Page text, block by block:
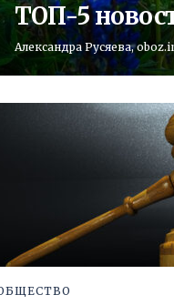
ТОП-5
Александра Русяева,